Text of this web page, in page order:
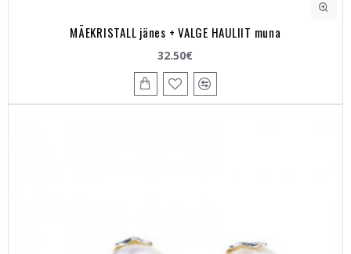
MÄEKRISTALL jänes + VALGE HAULIIT muna
32.50€